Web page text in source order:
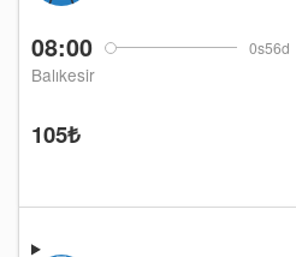
08:00 0s56d
Balıkesir
105₺